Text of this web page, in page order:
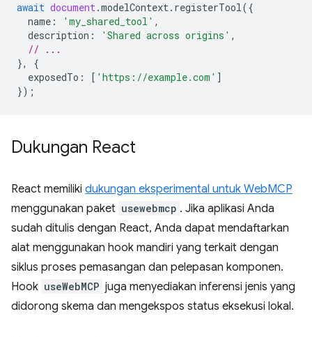
await document.modelContext. registerTool({
name : 'my_shared_tool' ,
description : 'Shared across origins' ,
// ...
},
{
exposedTo : [ 'https://example.com' ]
});
Dukungan React
React memiliki dukungan eksperimental untuk WebMCP
menggunakan paket usewebmcp . Jika aplikasi Anda
sudah ditulis dengan React, Anda dapat mendaftarkan
alat menggunakan hook mandiri yang terkait dengan
siklus proses pemasangan dan pelepasan komponen.
Hook useWebMCP juga menyediakan inferensi jenis yang
didorong skema dan mengekspos status eksekusi lokal.